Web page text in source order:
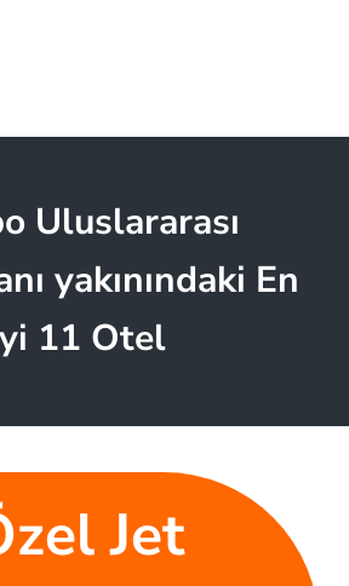
Uluslararası
yakınındaki En
11 Otel
Jet